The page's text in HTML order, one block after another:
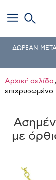
ΔΩΡΕΑΝ
Αρχική σελίδα
επιχρυσωμένο
με